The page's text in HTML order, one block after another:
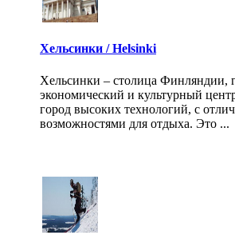
Хельсинки / Helsinki
Хельсинки – столица Финляндии,
экономический и культурный
город высоких технологий, с
возможностями для отдыха. Это ...